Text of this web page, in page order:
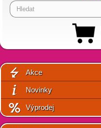
Akce
Novinky
Výprodej